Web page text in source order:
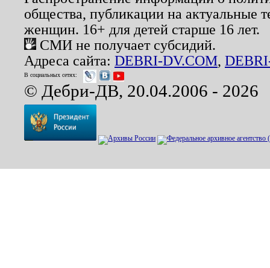
общества, публикации на актуальные
женщин. 16+ для детей старше 16 лет.
СМИ не получает субсидий.
Адреса сайта: DEBRI-DV.COM,
В социальных сетях:
© Дебри-ДВ, 20.04.2006 - 2026